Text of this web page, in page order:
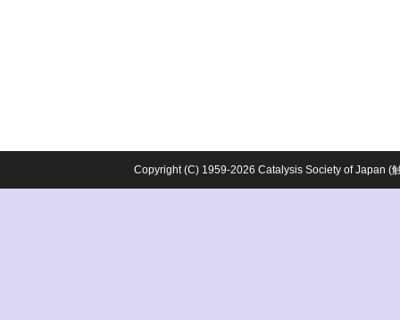
Copyright (C) 1959-2026 Catalysis Society of Japan (